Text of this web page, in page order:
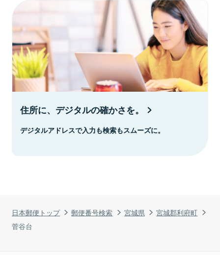
日本郵便トップ 郵便番号検索 宮城県
宮城郡利府町
菅谷台
住所に、デジタルの確かさを。
デジタルアドレスで入力も検索もスムーズに。